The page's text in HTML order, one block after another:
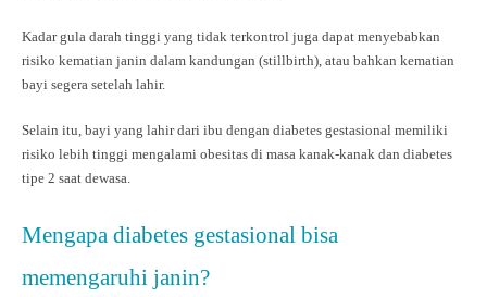
Kadar gula darah tinggi yang tidak terkontrol juga dapat menyebabkan
risiko kematian janin dalam kandungan (stillbirth), atau bahkan kematian
bayi segera setelah lahir.
Selain itu, bayi yang lahir dari ibu dengan diabetes gestasional memiliki
risiko lebih tinggi mengalami obesitas di masa kanak-kanak dan diabetes
tipe 2 saat dewasa.
Mengapa diabetes gestasional bisa
memengaruhi janin?